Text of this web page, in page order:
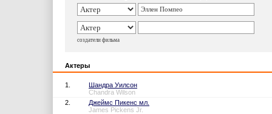
создатели фильма
Актеры
1.
Шандра Уилсон
Chandra Wilson
2.
Джеймс Пикенс мл.
James Pickens Jr.